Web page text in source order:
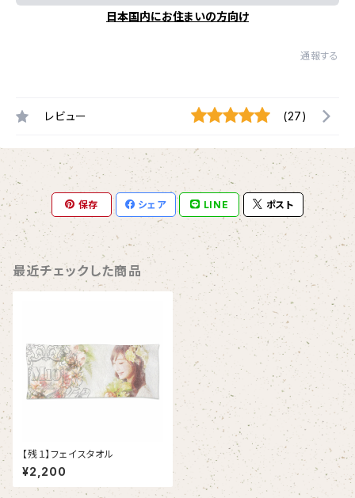
日本国内にお住まいの方向け
通報する
レビュー (27)
保存 シェア LINE ポスト
最近チェックした商品
【残１】フェイスタオル
¥2,200